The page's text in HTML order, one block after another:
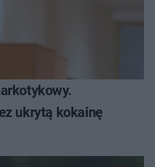
ukrytą kokainę